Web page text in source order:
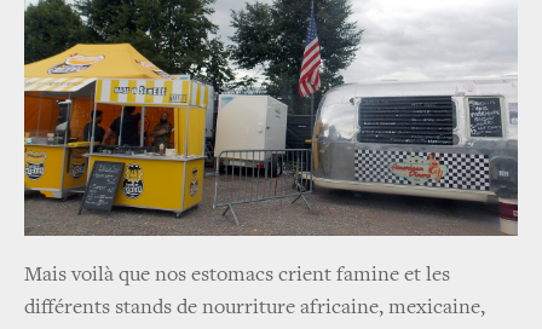
Mais voilà que nos estomacs crient famine et les
différents stands de nourriture africaine, mexicaine,